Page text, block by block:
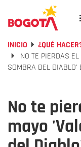
INICIO ¿QUÉ
NO TE PIERDAS
SOMBRA DEL DIABLO'
No te
mayo